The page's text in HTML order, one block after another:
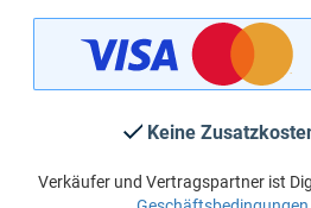
Keine
Verkäufer und Vertragspartner ist